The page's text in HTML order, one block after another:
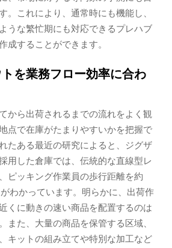
。これにより、通常時にも機能し、
うな繁忙期にも対応できるプレハブ
成することができます。
を業務フロー効率に合わ
から出荷されるまでの流れをよく観
点で在庫がたまりやすいかを把握で
たある最近の研究によると、ジグザ
用した倉庫では、伝統的な直線型レ
ピッキング作業員の歩行距離を約
わかっています。明らかに、出荷作
くに動きの速い商品を配置するのは
また、大量の商品を保管する区域、
キットの組み立てや特別な加工など